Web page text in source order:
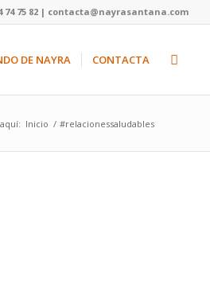
74 75 82 | contacta@nayrasantana.com
DE NAYRA CONTACTA
Inicio / #relacionessaludables